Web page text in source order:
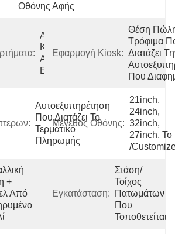
Οθόνης Αφής
Αναγνώστης
Καρτών/
Ανιχνευτής/
Εκτυπωτής
Εφαρμογή Kiosk:
Θέση
Τρόφιμα
Διατάζει
Που
Αυτοεξυπηρέτηση
Που Διατάζει Το
Τερματικό
Πληρωμής
Μέγεθος Οθόνης:
21inch,
24inch,
32inch,
27inch, Το
/
+
Από
Εγκατάσταση:
Στάση/
Τοίχος
Πατωμάτων
Που
Τοποθετείται